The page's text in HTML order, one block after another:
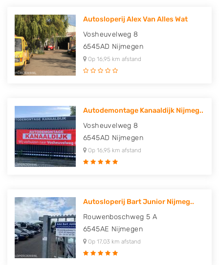
Autosloperij Alex Van Alles Wat
Vosheuvelweg 8
6545AD Nijmegen
Op 16,95 km afstand
Autodemontage Kanaaldijk Nijmeg..
Vosheuvelweg 8
6545AD Nijmegen
Op 16,95 km afstand
Autosloperij Bart Junior Nijmeg..
Rouwenboschweg 5 A
6545AE Nijmegen
Op 17,03 km afstand